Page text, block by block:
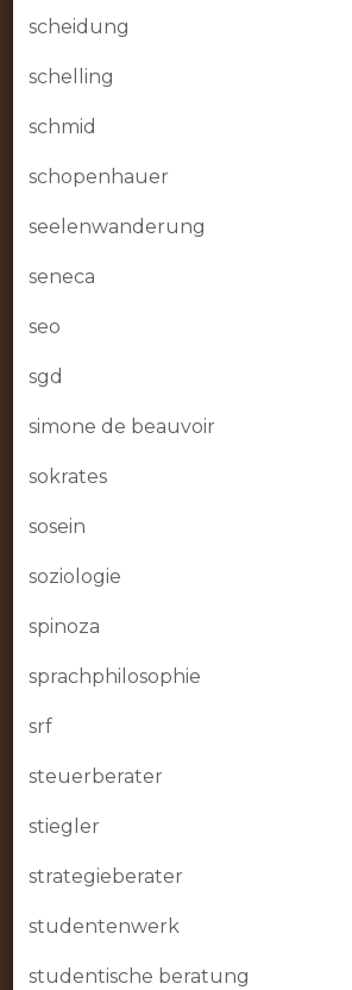
scheidung
schelling
schmid
schopenhauer
seelenwanderung
seneca
seo
sgd
simone de beauvoir
sokrates
sosein
soziologie
spinoza
sprachphilosophie
srf
steuerberater
stiegler
strategieberater
studentenwerk
studentische beratung